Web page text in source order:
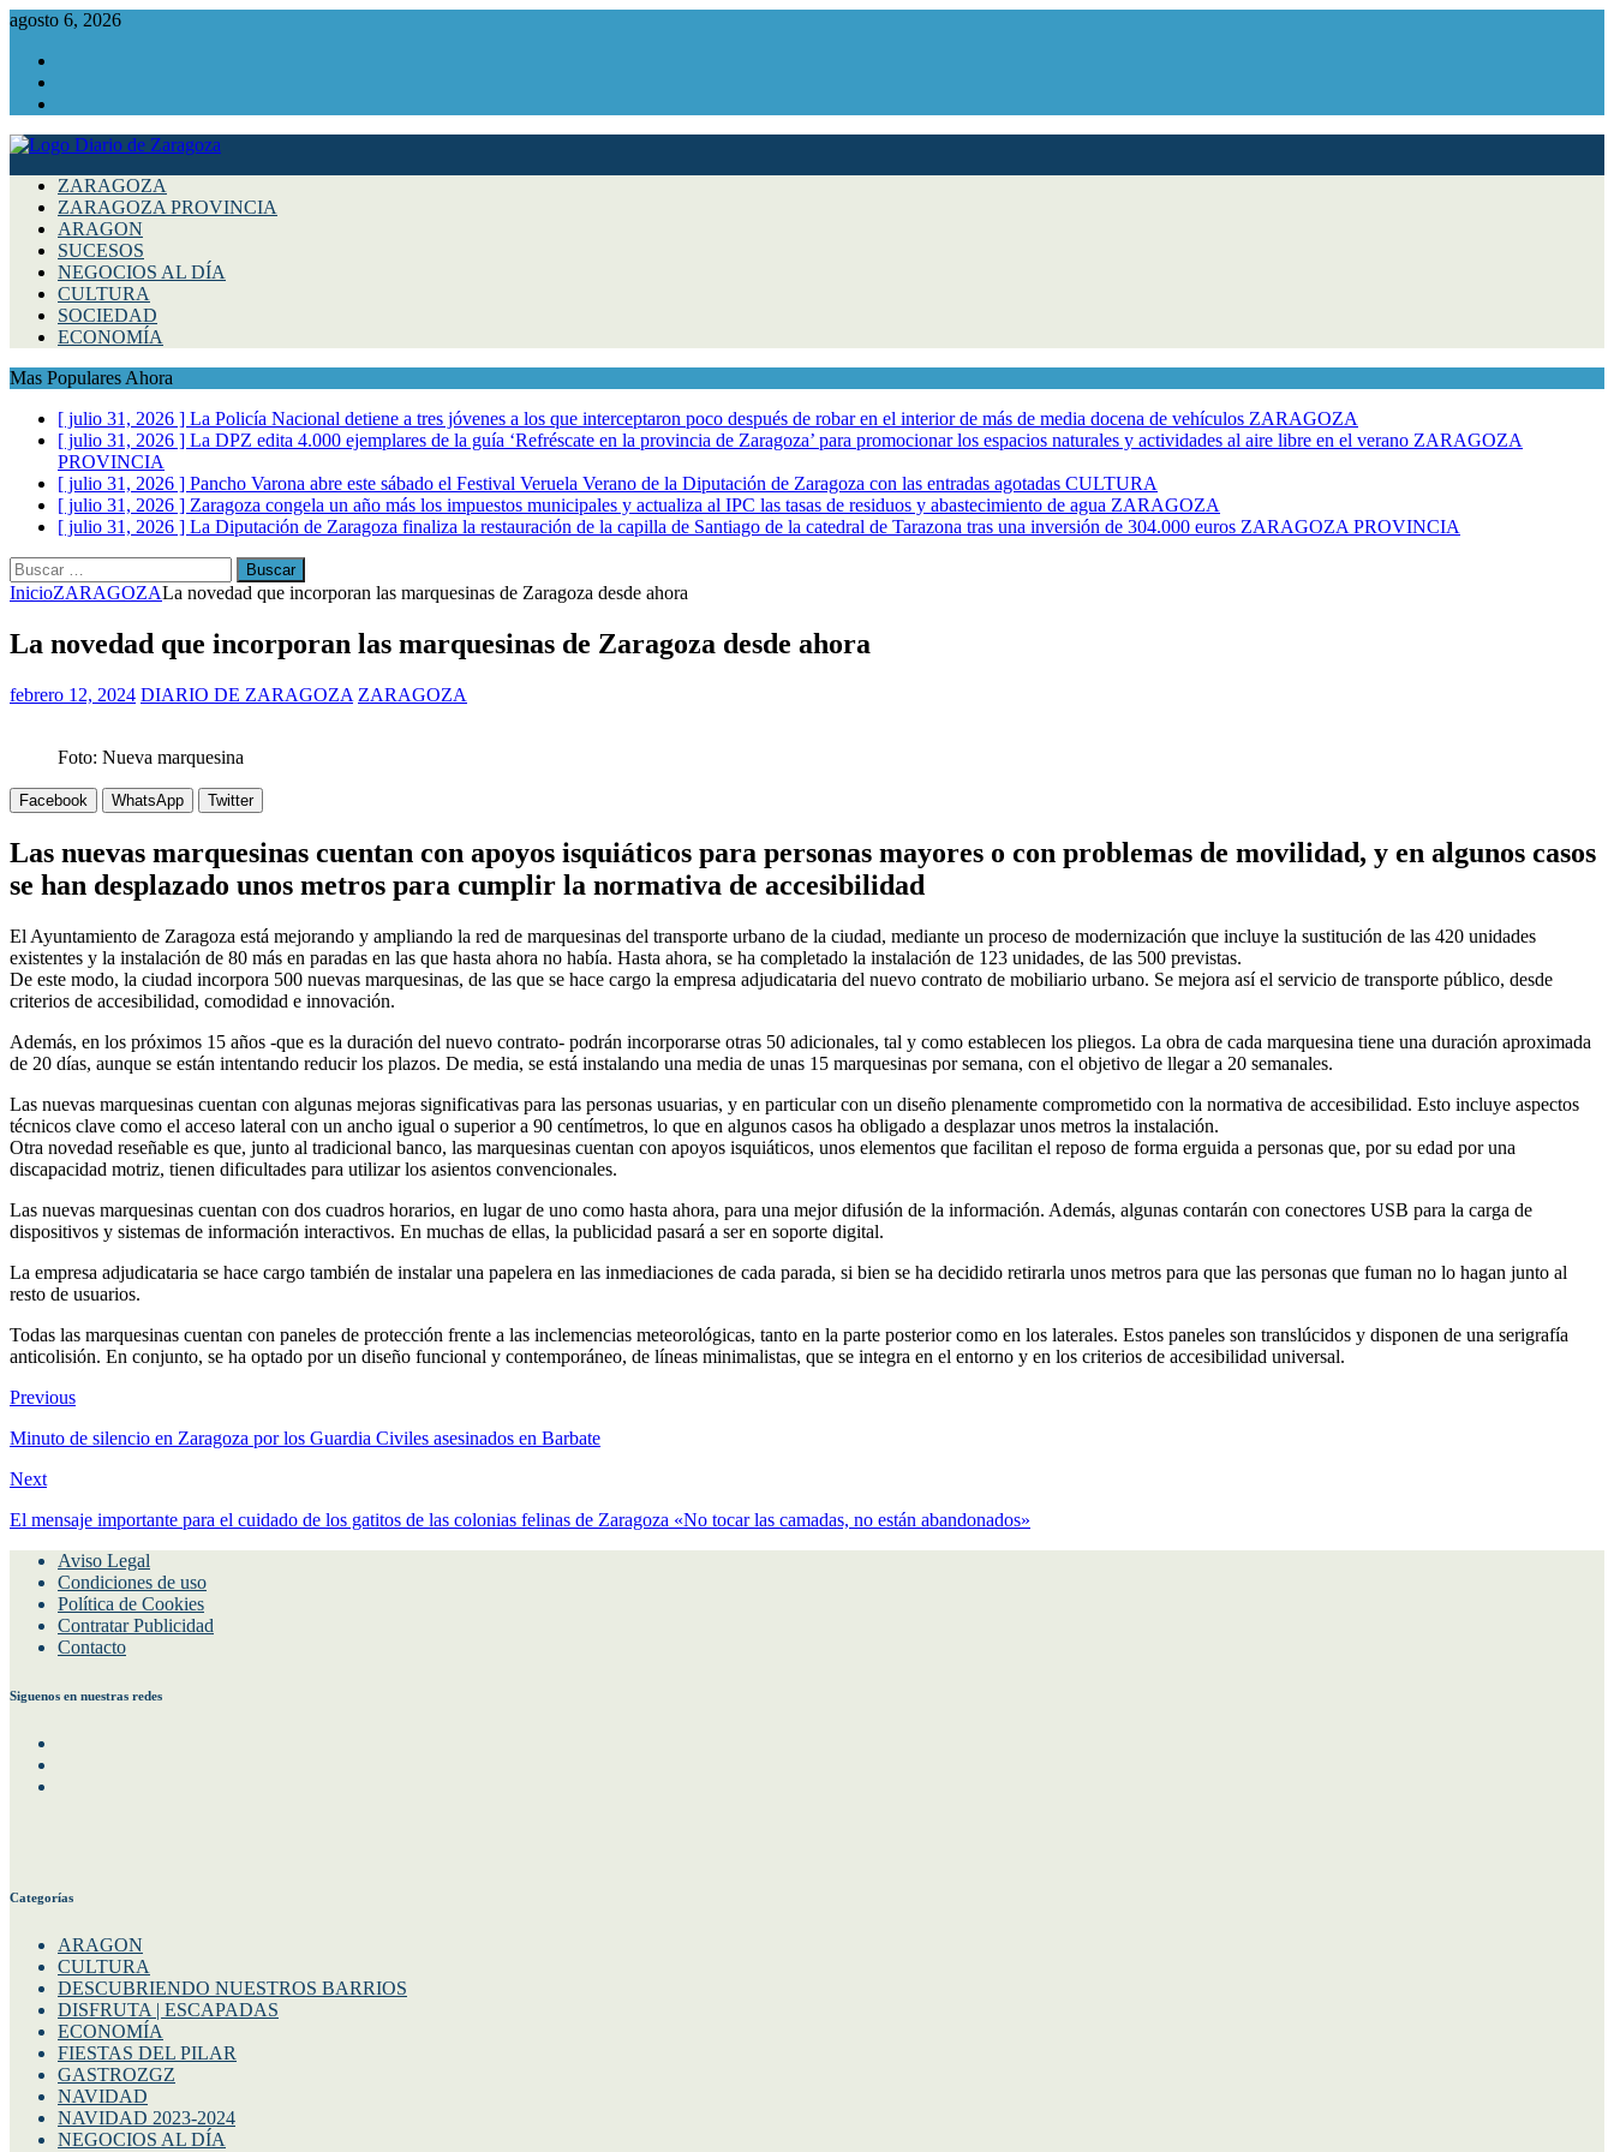
agosto 6, 2026
ZARAGOZA
ZARAGOZA PROVINCIA
ARAGON
SUCESOS
NEGOCIOS AL DÍA
CULTURA
SOCIEDAD
ECONOMÍA
Mas Populares Ahora
[ julio 31, 2026 ] La Policía Nacional detiene a tres jóvenes a los que interceptaron poco después de robar en el interior de más de media docena de vehículos ZARAGOZA
[ julio 31, 2026 ] La DPZ edita 4.000 ejemplares de la guía ‘Refréscate en la provincia de Zaragoza’ para promocionar los espacios naturales y actividades al aire libre en el verano ZARAGOZA
PROVINCIA
[ julio 31, 2026 ] Pancho Varona abre este sábado el Festival Veruela Verano de la Diputación de Zaragoza con las entradas agotadas CULTURA
[ julio 31, 2026 ] Zaragoza congela un año más los impuestos municipales y actualiza al IPC las tasas de residuos y abastecimiento de agua ZARAGOZA
[ julio 31, 2026 ] La Diputación de Zaragoza finaliza la restauración de la capilla de Santiago de la catedral de Tarazona tras una inversión de 304.000 euros ZARAGOZA PROVINCIA
Buscar:
InicioZARAGOZALa novedad que incorporan las marquesinas de Zaragoza desde ahora
La novedad que incorporan las marquesinas de Zaragoza desde ahora
febrero 12, 2024 DIARIO DE ZARAGOZA ZARAGOZA
Foto: Nueva marquesina
Facebook WhatsApp Twitter
Las nuevas marquesinas cuentan con apoyos isquiáticos para personas mayores o con problemas de movilidad, y en algunos casos
se han desplazado unos metros para cumplir la normativa de accesibilidad
El Ayuntamiento de Zaragoza está mejorando y ampliando la red de marquesinas del transporte urbano de la ciudad, mediante un proceso de modernización que incluye la sustitución de las 420 unidades
existentes y la instalación de 80 más en paradas en las que hasta ahora no había. Hasta ahora, se ha completado la instalación de 123 unidades, de las 500 previstas.
De este modo, la ciudad incorpora 500 nuevas marquesinas, de las que se hace cargo la empresa adjudicataria del nuevo contrato de mobiliario urbano. Se mejora así el servicio de transporte público, desde
criterios de accesibilidad, comodidad e innovación.
Además, en los próximos 15 años -que es la duración del nuevo contrato- podrán incorporarse otras 50 adicionales, tal y como establecen los pliegos. La obra de cada marquesina tiene una duración aproximada
de 20 días, aunque se están intentando reducir los plazos. De media, se está instalando una media de unas 15 marquesinas por semana, con el objetivo de llegar a 20 semanales.
Las nuevas marquesinas cuentan con algunas mejoras significativas para las personas usuarias, y en particular con un diseño plenamente comprometido con la normativa de accesibilidad. Esto incluye aspectos
técnicos clave como el acceso lateral con un ancho igual o superior a 90 centímetros, lo que en algunos casos ha obligado a desplazar unos metros la instalación.
Otra novedad reseñable es que, junto al tradicional banco, las marquesinas cuentan con apoyos isquiáticos, unos elementos que facilitan el reposo de forma erguida a personas que, por su edad por una
discapacidad motriz, tienen dificultades para utilizar los asientos convencionales.
Las nuevas marquesinas cuentan con dos cuadros horarios, en lugar de uno como hasta ahora, para una mejor difusión de la información. Además, algunas contarán con conectores USB para la carga de
dispositivos y sistemas de información interactivos. En muchas de ellas, la publicidad pasará a ser en soporte digital.
La empresa adjudicataria se hace cargo también de instalar una papelera en las inmediaciones de cada parada, si bien se ha decidido retirarla unos metros para que las personas que fuman no lo hagan junto al
resto de usuarios.
Todas las marquesinas cuentan con paneles de protección frente a las inclemencias meteorológicas, tanto en la parte posterior como en los laterales. Estos paneles son translúcidos y disponen de una serigrafía
anticolisión. En conjunto, se ha optado por un diseño funcional y contemporáneo, de líneas minimalistas, que se integra en el entorno y en los criterios de accesibilidad universal.
Previous
Minuto de silencio en Zaragoza por los Guardia Civiles asesinados en Barbate
Next
El mensaje importante para el cuidado de los gatitos de las colonias felinas de Zaragoza «No tocar las camadas, no están abandonados»
Aviso Legal
Condiciones de uso
Política de Cookies
Contratar Publicidad
Contacto
Siguenos en nuestras redes
Categorías
ARAGON
CULTURA
DESCUBRIENDO NUESTROS BARRIOS
DISFRUTA | ESCAPADAS
ECONOMÍA
FIESTAS DEL PILAR
GASTROZGZ
NAVIDAD
NAVIDAD 2023-2024
NEGOCIOS AL DÍA